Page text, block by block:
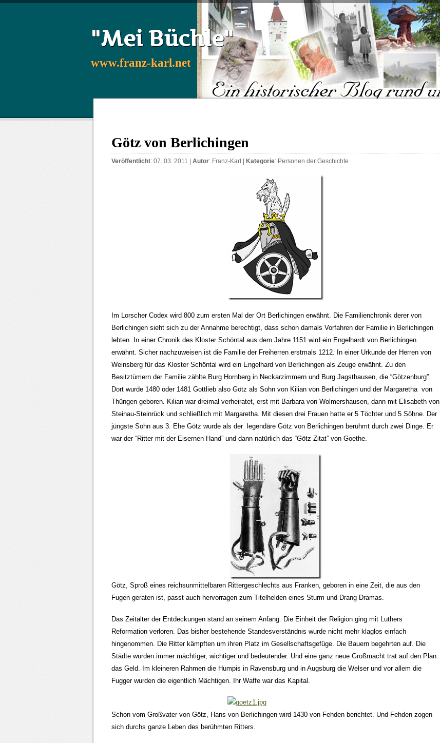
"Mei Büchle"
www.franz-karl.net
Götz von Berlichingen
Veröffentlicht: 07. 03. 2011 | Autor: Franz-Karl Kategorie: Personen der Geschichte
Im Lorscher Codex wird 800 zum ersten Mal der Ort Berlichingen erwähnt. Die Familienchronik derer von
Berlichingen sieht sich zu der Annahme berechtigt, dass schon damals Vorfahren der Familie in Berlichingen
lebten. In einer Chronik des Kloster Schöntal aus dem Jahre 1151 wird ein Engelhardt von Berlichingen
erwähnt. Sicher nachzuweisen ist die Familie der Freiherren erstmals 1212. In einer Urkunde der Herren von
Weinsberg für das Kloster Schöntal wird ein Engelhard von Berlichingen als Zeuge erwähnt. Zu den
Besitztümern der Familie zählte Burg Hornberg in Neckarzimmern und Burg Jagsthausen, die “Götzenburg”.
Dort wurde 1480 oder 1481 Gottlieb also Götz als Sohn von Kilian von Berlichingen und der Margaretha von
Thüngen geboren. Kilian war dreimal verheiratet, erst mit Barbara von Wolmershausen, dann mit Elisabeth von
Steinau-Steinrück und schließlich mit Margaretha. Mit diesen drei Frauen hatte er 5 Töchter und 5 Söhne. Der
jüngste Sohn aus 3. Ehe Götz wurde als der legendäre Götz von Berlichingen berühmt durch zwei Dinge. Er
war der “Ritter mit der Eisernen Hand” und dann natürlich das “Götz-Zitat” von Goethe.
Götz, Sproß eines reichsunmittelbaren Rittergeschlechts aus Franken, geboren in eine Zeit, die aus den
Fugen geraten ist, passt auch hervorragen zum Titelhelden eines Sturm und Drang Dramas.
Das Zeitalter der Entdeckungen stand an seinem Anfang. Die Einheit der Religion ging mit Luthers
Reformation verloren. Das bisher bestehende Standesverständnis wurde nicht mehr klaglos einfach
hingenommen. Die Ritter kämpften um ihren Platz im Gesellschaftsgefüge. Die Bauern begehrten auf. Die
Städte wurden immer mächtiger, wichtiger und bedeutender. Und eine ganz neue Großmacht trat auf den Plan:
das Geld. Im kleineren Rahmen die Humpis in Ravensburg und in Augsburg die Welser und vor allem die
Fugger wurden die eigentlich Mächtigen. Ihr Waffe war das Kapital.
Schon vom Großvater von Götz, Hans von Berlichingen wird 1430 von Fehden berichtet. Und Fehden zogen
sich durchs ganze Leben des berühmten Ritters.